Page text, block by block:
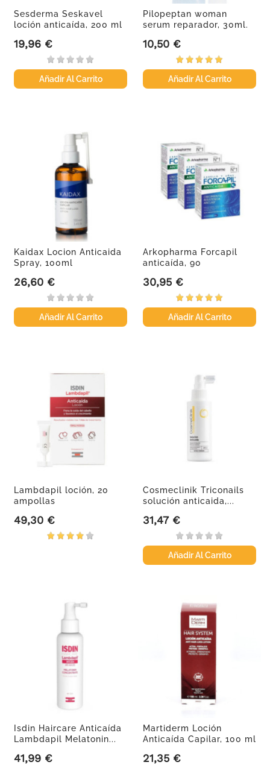
Sesderma Seskavel
loción anticaída, 200 ml
Precio
19,96 €
Añadir Al Carrito
Pilopeptan woman
serum reparador, 30ml.
Precio
10,50 €
Añadir Al Carrito
Kaidax Locion Anticaida
Spray, 100ml
Precio
26,60 €
Añadir Al Carrito
Arkopharma Forcapil
anticaída, 90
Precio
30,95 €
Añadir Al Carrito
Lambdapil loción, 20
ampollas
Precio
49,30 €
Cosmeclinik Triconails
solución anticaida,...
Precio
31,47 €
Añadir Al Carrito
Isdin Haircare Anticaída
Lambdapil Melatonin...
Precio
41,99 €
Martiderm Loción
Anticaída Capilar, 100 ml
Precio
21,35 €